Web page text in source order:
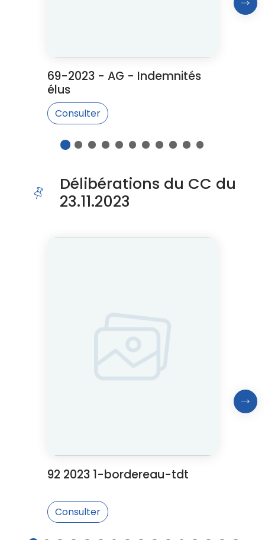
69-2023 - AG - Indemnités
élus
Consulter
1 2 3 4 5 6 7 8 9 10
11
Délibérations du CC du
23.11.2023
Cliquer pour passer Délibérations du CC du
92 2023 1-bordereau-tdt
Consulter